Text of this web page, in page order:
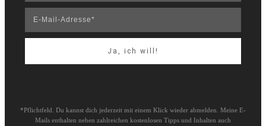
Ja, ich will!
*Pflichtfeld. Du kannst dich jederzeit mit einem Klick wieder abmelden. Meine E-
Mails enthalten neben zahlreichen kostenlosen Tipps und Inhalten auch